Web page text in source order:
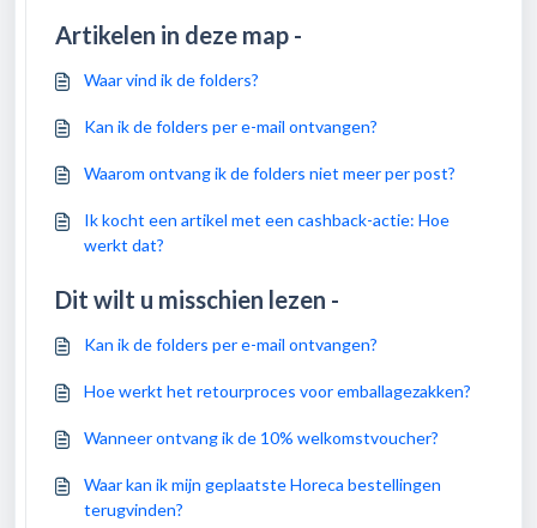
Artikelen in deze map -
Waar vind ik de folders?
Kan ik de folders per e-mail ontvangen?
Waarom ontvang ik de folders niet meer per post?
Ik kocht een artikel met een cashback-actie: Hoe
werkt dat?
Dit wilt u misschien lezen -
Kan ik de folders per e-mail ontvangen?
Hoe werkt het retourproces voor emballagezakken?
Wanneer ontvang ik de 10% welkomstvoucher?
Waar kan ik mijn geplaatste Horeca bestellingen
terugvinden?